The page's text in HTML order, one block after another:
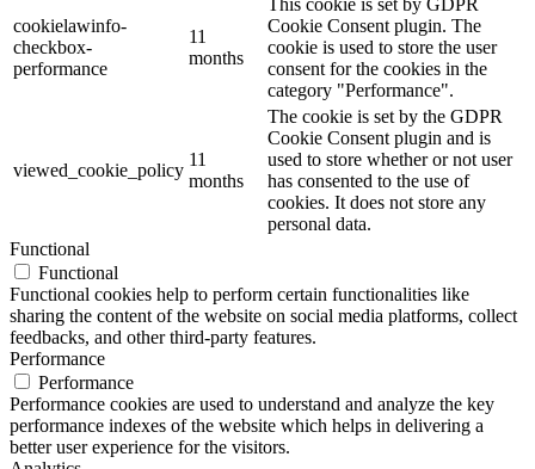
cookielawinfo-
checkbox-
performance
11
months
Cookie Consent plugin. The
cookie is used to store the user
consent for the cookies in the
category "Performance".
viewed_cookie_policy
11
months
The cookie is set by the GDPR
Cookie Consent plugin and is
used to store whether or not user
has consented to the use of
cookies. It does not store any
personal data.
Functional
Functional
Functional cookies help to perform certain functionalities like
sharing the content of the website on social media platforms, collect
feedbacks, and other third-party features.
Performance
Performance
Performance cookies are used to understand and analyze the key
performance indexes of the website which helps in delivering a
better user experience for the visitors.